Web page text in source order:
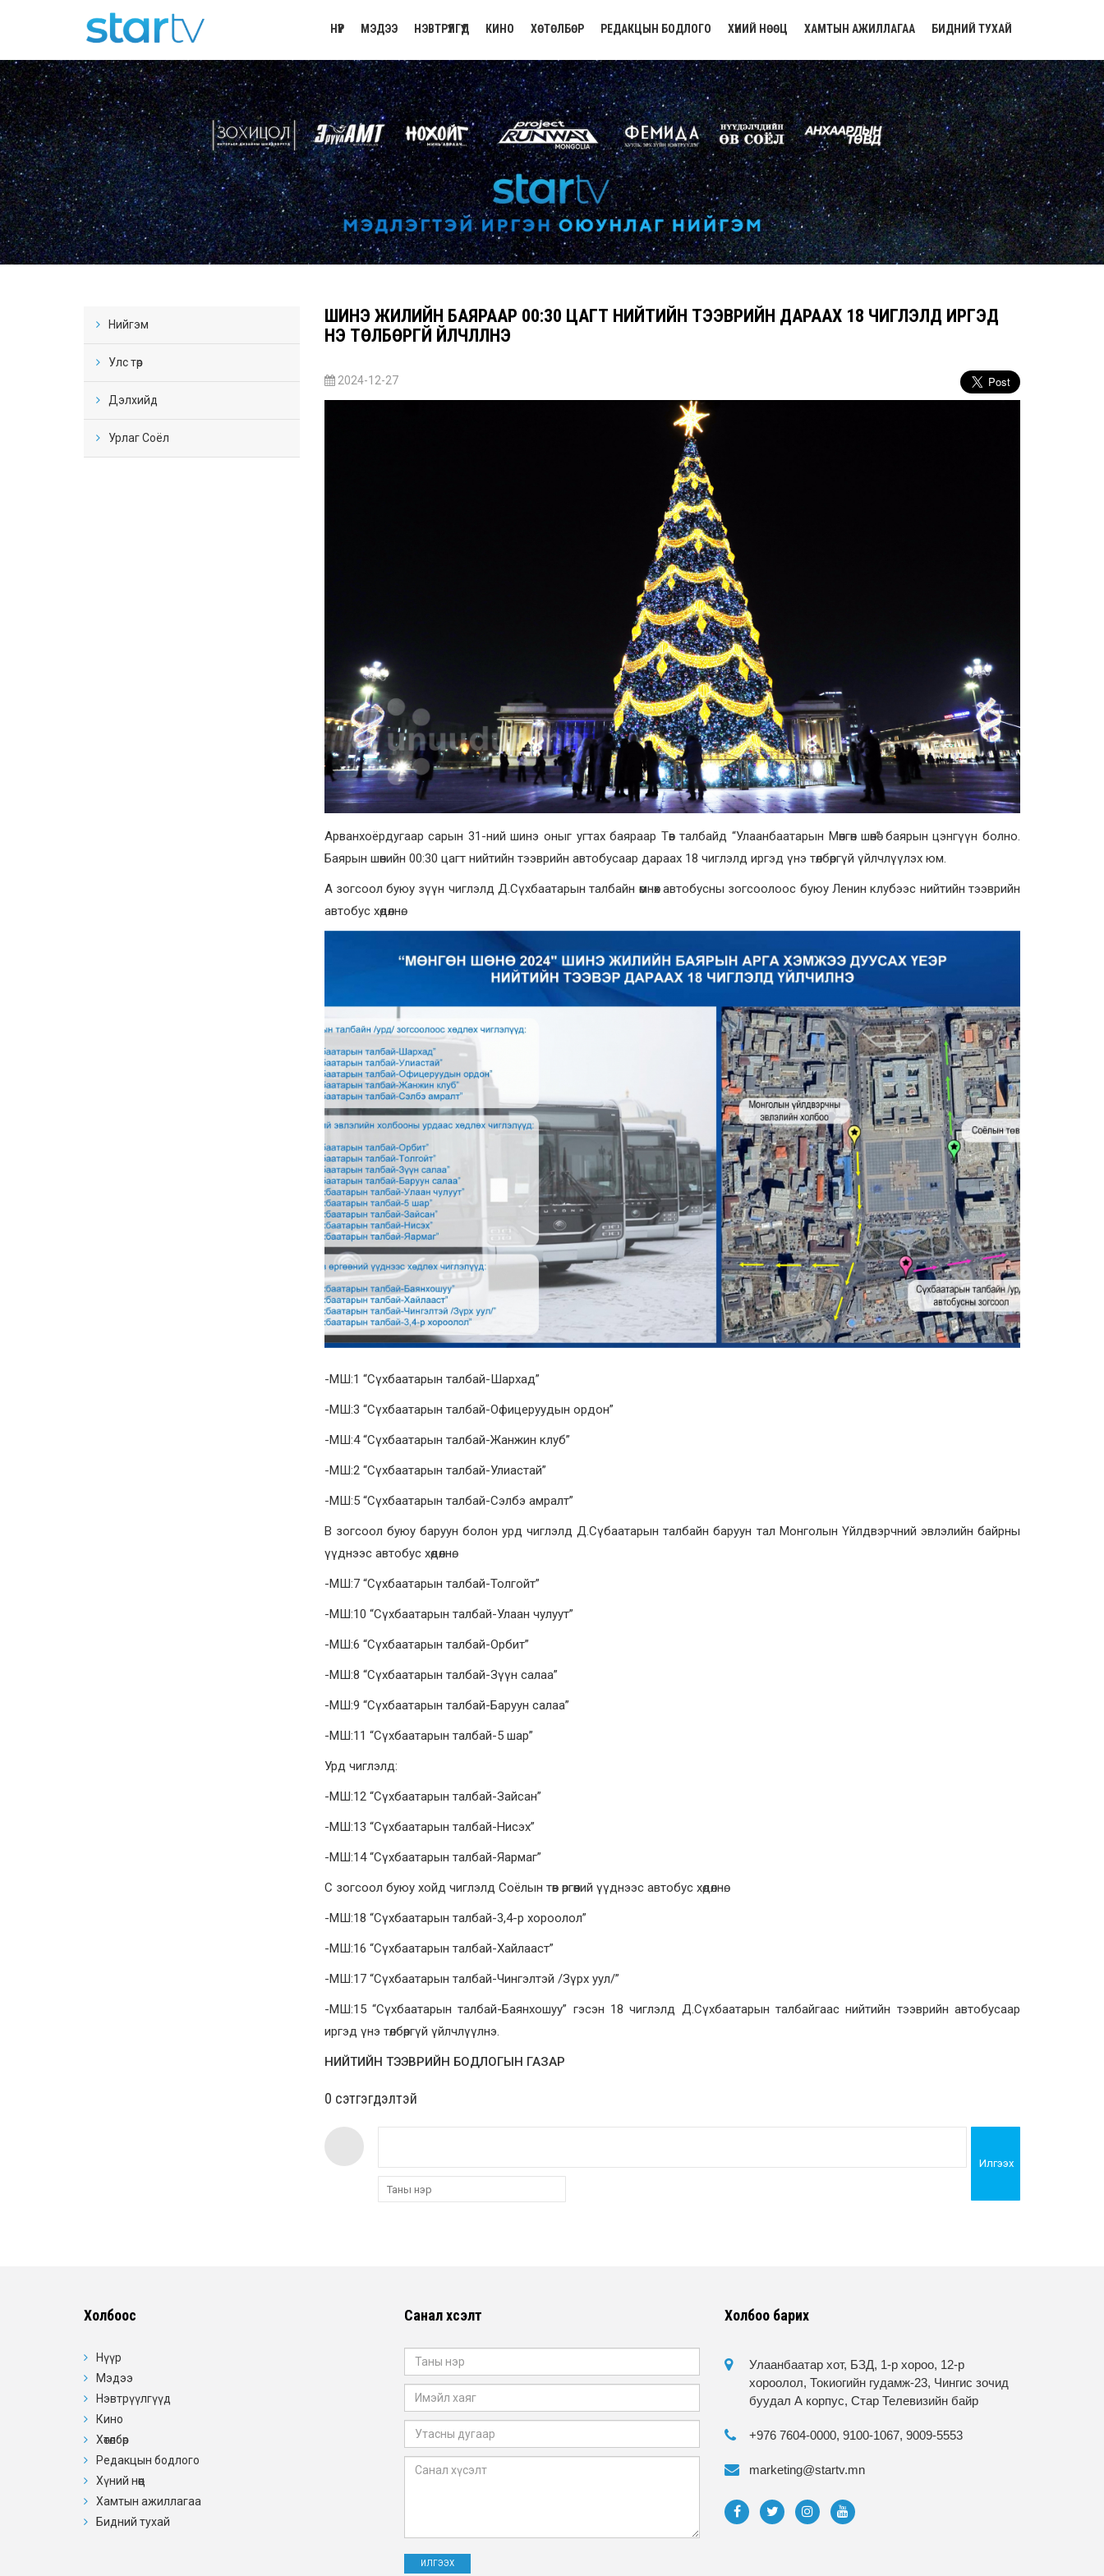
НҮҮР МЭДЭЭ НЭВТРҮҮЛГҮҮД КИНО ХӨТӨЛБӨР РЕДАКЦЫН БОДЛОГО ХҮНИЙ НӨӨЦ ХАМТЫН АЖИЛЛАГАА БИДНИЙ ТУХАЙ
Нийгэм
Улс төр
Дэлхийд
Урлаг Соёл
ШИНЭ ЖИЛИЙН БАЯРААР 00:30 ЦАГТ НИЙТИЙН ТЭЭВРИЙН ДАРААХ 18 ЧИГЛЭЛД ИРГЭД
ҮНЭ ТӨЛБӨРГҮЙ ҮЙЛЧЛҮҮЛНЭ
2024-12-27
Арванхоёрдугаар сарын 31-ний шинэ оныг угтах баяраар Төв талбайд “Улаанбаатарын Мөнгөн шөнө” баярын цэнгүүн болно.
Баярын шөнийн 00:30 цагт нийтийн тээврийн автобусаар дараах 18 чиглэлд иргэд үнэ төлбөргүй үйлчлүүлэх юм.
А зогсоол буюу зүүн чиглэлд Д.Сүхбаатарын талбайн өмнөх автобусны зогсоолоос буюу Ленин клубээс нийтийн тээврийн
автобус хөдөлнө.
-МШ:1 “Сүхбаатарын талбай-Шархад”
-МШ:3 “Сүхбаатарын талбай-Офицеруудын ордон”
-МШ:4 “Сүхбаатарын талбай-Жанжин клуб”
-МШ:2 “Сүхбаатарын талбай-Улиастай”
-МШ:5 “Сүхбаатарын талбай-Сэлбэ амралт”
В зогсоол буюу баруун болон урд чиглэлд Д.Сүбаатарын талбайн баруун тал Монголын Үйлдвэрчний эвлэлийн байрны
үүднээс автобус хөдөлнө.
-МШ:7 “Сүхбаатарын талбай-Толгойт”
-МШ:10 “Сүхбаатарын талбай-Улаан чулуут”
-МШ:6 “Сүхбаатарын талбай-Орбит”
-МШ:8 “Сүхбаатарын талбай-Зүүн салаа”
-МШ:9 “Сүхбаатарын талбай-Баруун салаа”
-МШ:11 “Сүхбаатарын талбай-5 шар”
Урд чиглэлд:
-МШ:12 “Сүхбаатарын талбай-Зайсан”
-МШ:13 “Сүхбаатарын талбай-Нисэх”
-МШ:14 “Сүхбаатарын талбай-Яармаг”
С зогсоол буюу хойд чиглэлд Соёлын төв өргөөний үүднээс автобус хөдөлнө.
-МШ:18 “Сүхбаатарын талбай-3,4-р хороолол”
-МШ:16 “Сүхбаатарын талбай-Хайлааст”
-МШ:17 “Сүхбаатарын талбай-Чингэлтэй /Зүрх уул/”
-МШ:15 “Сүхбаатарын талбай-Баянхошуу” гэсэн 18 чиглэлд Д.Сүхбаатарын талбайгаас нийтийн тээврийн автобусаар
иргэд үнэ төлбөргүй үйлчлүүлнэ.
НИЙТИЙН ТЭЭВРИЙН БОДЛОГЫН ГАЗАР
0 cэтгэгдэлтэй
Илгээх
Холбоос
Нүүр
Мэдээ
Нэвтрүүлгүүд
Кино
Хөтөлбөр
Редакцын бодлого
Хүний нөөц
Хамтын ажиллагаа
Бидний тухай
Санал хүсэлт Холбоо барих
Улаанбаатар хот, БЗД, 1-р хороо, 12-р
хороолол, Токиогийн гудамж-23, Чингис зочид
буудал А корпус, Стар Телевизийн байр
+976 7604-0000, 9100-1067, 9009-5553
marketing@startv.mn